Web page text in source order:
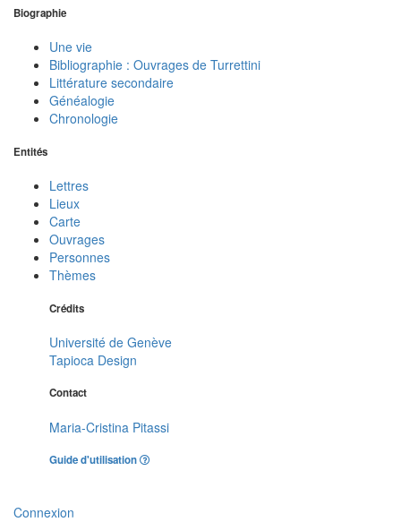
Biographie
Une vie
Bibliographie : Ouvrages de Turrettini
Littérature secondaire
Généalogie
Chronologie
Entités
Lettres
Lieux
Carte
Ouvrages
Personnes
Thèmes
Crédits
Université de Genève
Tapioca Design
Contact
Maria-Cristina Pitassi
Guide d'utilisation
Connexion